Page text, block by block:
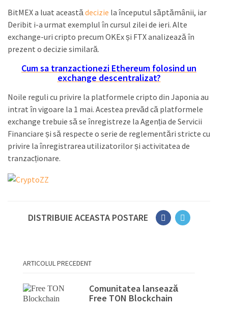
BitMEX a luat aceastădecizie la începutul săptămânii, iar
Deribit i-a urmat exemplul în cursul zilei de ieri. Alte
exchange-uri cripto precum OKEx și FTX analizează în
prezent o decizie similară.
Cum sa tranzactionezi Ethereum folosind un
exchange descentralizat?
Noile reguli cu privire la platformele cripto din Japonia au
intrat în vigoare la 1 mai. Acestea prevăd că platformele
exchange trebuie să se înregistreze la Agenția de Servicii
Financiare și să respecte o serie de reglementări stricte cu
privire la înregistrarea utilizatorilor și activitatea de
tranzacționare.
DISTRIBUIE ACEASTA POSTARE
ARTICOLUL PRECEDENT
Comunitatea lansează
Free TON Blockchain